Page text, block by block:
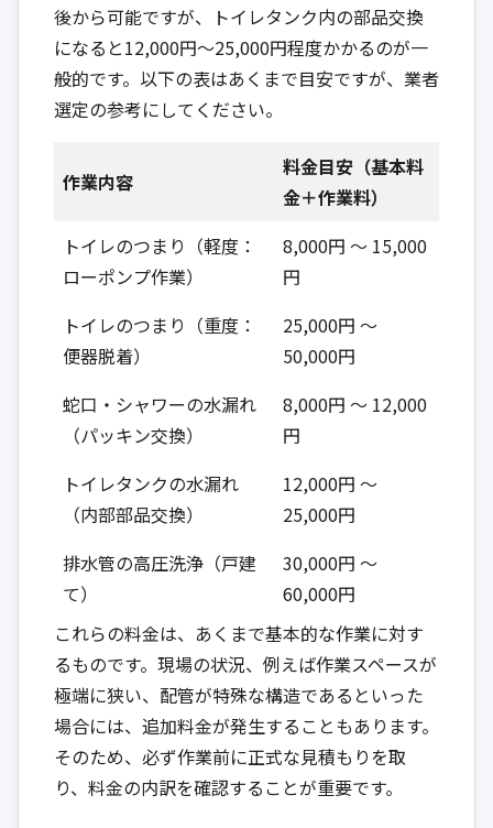
後から可能ですが、トイレタンク内の部品交換
になると12,000円～25,000円程度かかるのが一
般的です。以下の表はあくまで目安ですが、業者
選定の参考にしてください。
作業内容
料金目安（基本料
金＋作業料）
トイレのつまり（軽度：
ローポンプ作業）
8,000円 ～ 15,000
円
トイレのつまり（重度：
便器脱着）
25,000円 ～
50,000円
蛇口・シャワーの水漏れ
（パッキン交換）
8,000円 ～ 12,000
円
トイレタンクの水漏れ
（内部部品交換）
12,000円 ～
25,000円
排水管の高圧洗浄（戸建
て）
30,000円 ～
60,000円
これらの料金は、あくまで基本的な作業に対す
るものです。現場の状況、例えば作業スペースが
極端に狭い、配管が特殊な構造であるといった
場合には、追加料金が発生することもあります。
そのため、必ず作業前に正式な見積もりを取
り、料金の内訳を確認することが重要です。